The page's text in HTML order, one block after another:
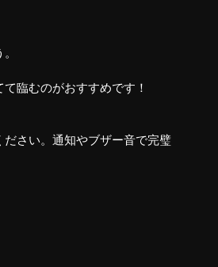
臨むのがおすすめです！
ださい。通知やブザー音で完璧